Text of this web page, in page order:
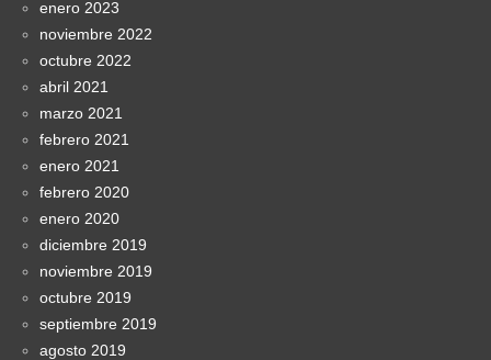
enero 2023
noviembre 2022
octubre 2022
abril 2021
marzo 2021
febrero 2021
enero 2021
febrero 2020
enero 2020
diciembre 2019
noviembre 2019
octubre 2019
septiembre 2019
agosto 2019